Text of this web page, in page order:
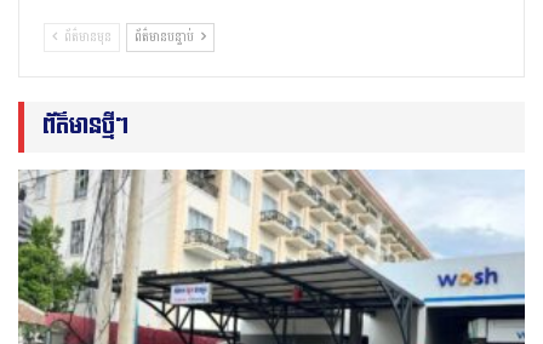
ព័ត៌មានមុន ព័ត៌មានបន្ទាប់
ព័ត៌មានថ្មីៗ